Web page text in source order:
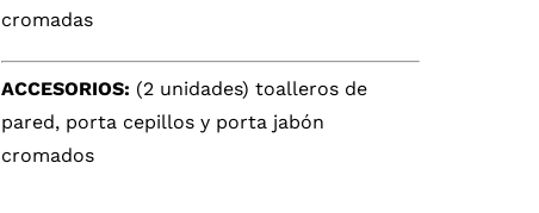
cromadas
ACCESORIOS: (2 unidades) toalleros de
pared, porta cepillos y porta jabón
cromados